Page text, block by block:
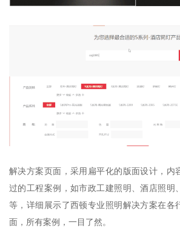
解决方案页面，采用扁平化的版面设计，内
过的工程案例，如市政工建照明、酒店照明
等，详细展示了西顿专业照明解决方案在各
面，所有案例，一目了然。